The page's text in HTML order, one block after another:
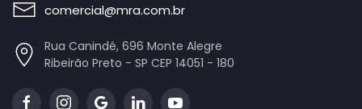
comercial@mra.com.br
Rua Canindé, 696 Monte Alegre
Ribeirão Preto - SP CEP 14051 - 180